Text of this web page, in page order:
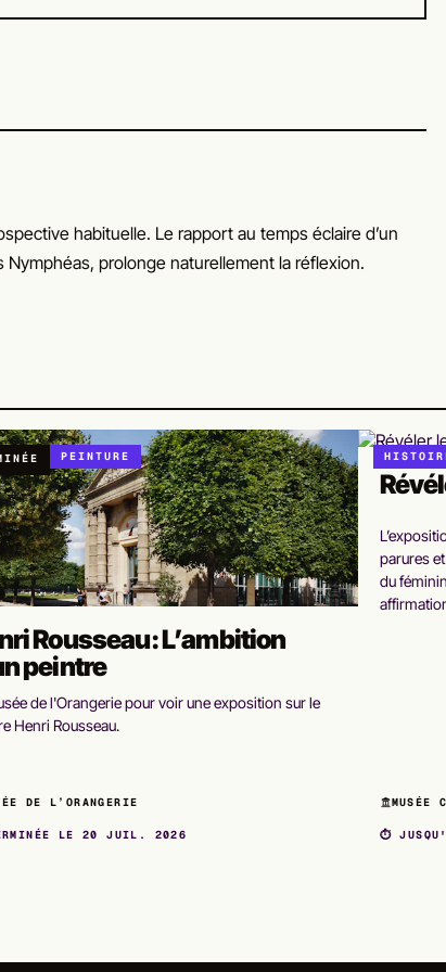
habituelle. Le rapport au temps éclaire d’un
prolonge naturellement la réflexion.
PEINTURE
Rousseau: L’ambition
peintre
de l'Orangerie pour voir une exposition sur le
Henri Rousseau.
DE L’ORANGERIE
LE 20 JUIL. 2026
parures
du
MUSÉE
⏱